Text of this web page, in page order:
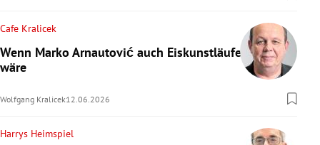
Cafe Kralicek
Wenn Marko Arnautović auch Eiskunstläufer
wäre
Wolfgang Kralicek12.06.2026
Harrys Heimspiel